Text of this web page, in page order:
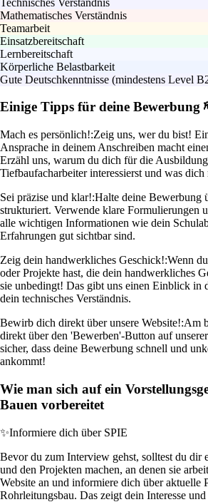
Mathematisches Verständnis
Teamarbeit
Einsatzbereitschaft
Lernbereitschaft
Körperliche Belastbarkeit
Gute Deutschkenntnisse (mindestens Level
Einige Tipps für deine Bewerbung
Mach es persönlich!:Zeig uns, wer du bist!
Ansprache in deinem Anschreiben macht
Erzähl uns, warum du dich für die
Tiefbaufacharbeiter interessierst und was
Sei präzise und klar!:Halte deine Bewerbung
strukturiert. Verwende klare Formulierungen
alle wichtigen Informationen wie dein
Erfahrungen gut sichtbar sind.
Zeig dein handwerkliches Geschick!:Wenn
oder Projekte hast, die dein handwerkliches
sie unbedingt! Das gibt uns einen Einblick in
dein technisches Verständnis.
Bewirb dich direkt über unsere Website!:Am
direkt über den 'Bewerben'-Button auf
sicher, dass deine Bewerbung schnell und
ankommt!
Wie man sich auf ein
Bauen vorbereitet
✨Informiere dich über SPIE
Bevor du zum Interview gehst, solltest du dir
und den Projekten machen, an denen sie
Website an und informiere dich über aktuelle
Rohrleitungsbau. Das zeigt dein Interesse